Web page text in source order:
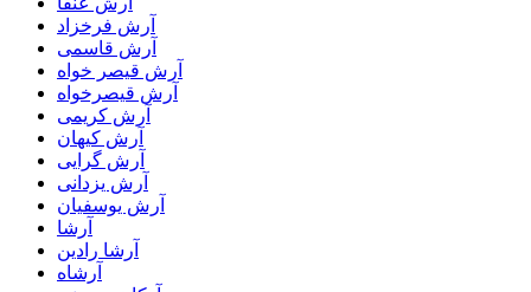
آرش فرخزاد
آرش قاسمی
آرش قیصر خواه
آرش قیصرخواه
آرش کریمی
آرش کیهان
آرش گرایی
آرش یزدانی
آرش یوسفیان
آرشا
آرشا رادین
آرشاه